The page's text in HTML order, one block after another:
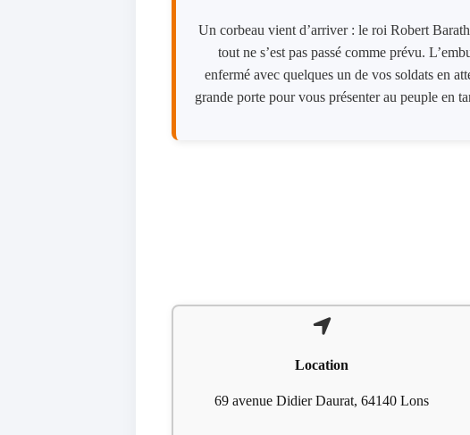
Un corbeau vient d’arriver : le roi Robert
tout ne s’est pas passé comme prévu.
enfermé avec quelques un de vos soldats en
grande porte pour vous présenter au peuple en
Location
69 avenue Didier Daurat, 64140 Lons